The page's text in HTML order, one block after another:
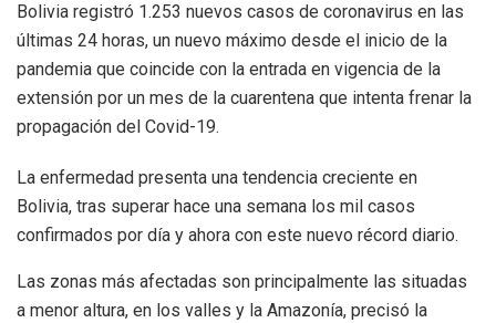
Bolivia registró 1.253 nuevos casos de coronavirus en las
últimas 24 horas, un nuevo máximo desde el inicio de la
pandemia que coincide con la entrada en vigencia de la
extensión por un mes de la cuarentena que intenta frenar la
propagación del Covid-19.
La enfermedad presenta una tendencia creciente en
Bolivia, tras superar hace una semana los mil casos
confirmados por día y ahora con este nuevo récord diario.
Las zonas más afectadas son principalmente las situadas
a menor altura, en los valles y la Amazonía, precisó la